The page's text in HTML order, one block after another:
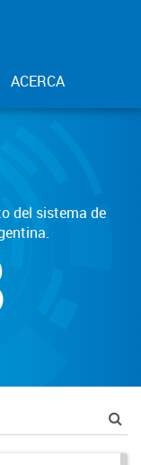
ACERCA
del sistema de